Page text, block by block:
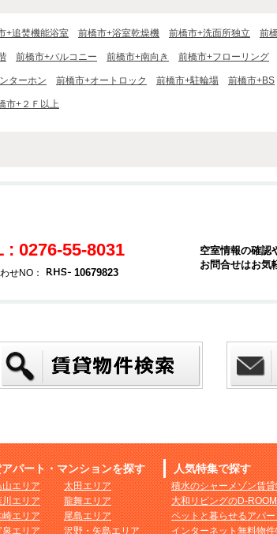
+追焚機能浴室 前橋市+浴室乾燥機 前橋市+洗面所独立 前
前橋市+バルコニー 前橋市+南向き 前橋市+フローリング
ターホン 前橋市+オートロック 前橋市+駐輪場 前橋市+BS
市+２Ｆ以上
: 0276-55-8031
せNO： 10679823
空室情報の確認
お問合せはお気
パート・マンションを探す
山エリア
川エリア
崎エリア
泉エリア
太田エリア
龍舞エリア
尾島エリア
沢野・矢島エリア
人気特集で探す
積水のシャーメゾン賃
大和リビングのD-
ペットと暮らせるアパ
インターネット無料物